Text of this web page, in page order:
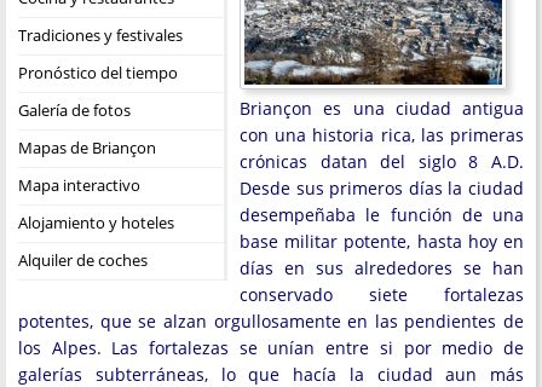
Tradiciones y festivales
Pronóstico del tiempo
Galería de fotos
Mapas de Briançon
Mapa interactivo
Alojamiento y hoteles
Alquiler de coches
Briançon es una ciudad antigua
con una historia rica, las primeras
crónicas datan del siglo 8 A.D.
Desde sus primeros días la ciudad
desempeñaba le función de una
base militar potente, hasta hoy en
días en sus alrededores se han
conservado siete fortalezas
potentes, que se alzan orgullosamente en las pendientes de
los Alpes. Las fortalezas se unían entre si por medio de
galerías subterráneas, lo que hacía la ciudad aun más